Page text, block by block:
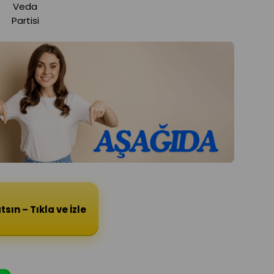
Veda
Partisi
– Tıkla ve İzle